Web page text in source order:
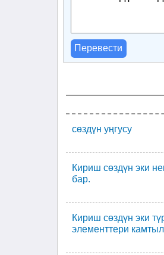
Перевести
сөздүн уңгусу
Кириш сөздүн эки
бар.
Кириш сөздүн эки
элементтери